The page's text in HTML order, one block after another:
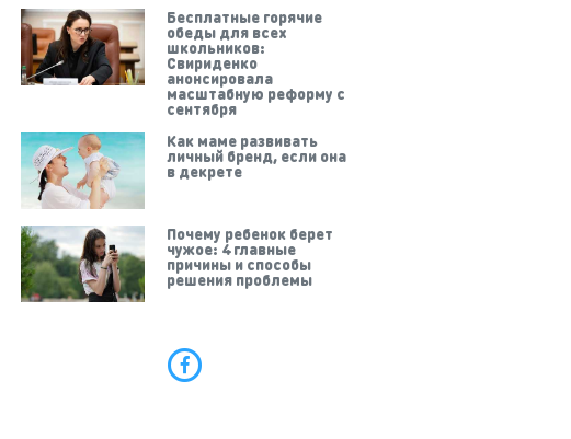
Бесплатные горячие
обеды для всех
школьников:
Свириденко
анонсировала
масштабную реформу с
сентября
Как маме развивать
личный бренд, если она
в декрете
Почему ребенок берет
чужое: 4 главные
причины и способы
решения проблемы